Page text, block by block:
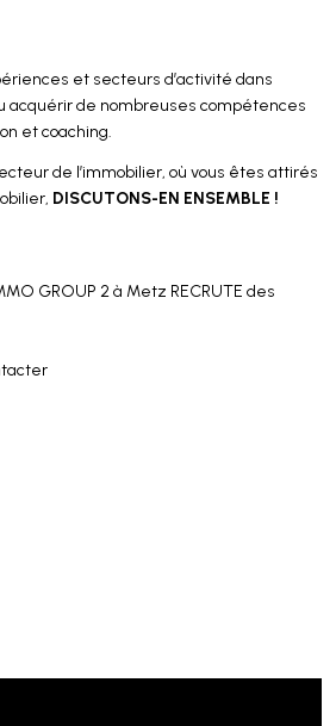
et secteurs d’activité dans
acquérir de nombreuses compétences
et coaching.
de l’immobilier, où vous êtes attirés
DISCUTONS-EN ENSEMBLE !
GROUP 2 à Metz RECRUTE des